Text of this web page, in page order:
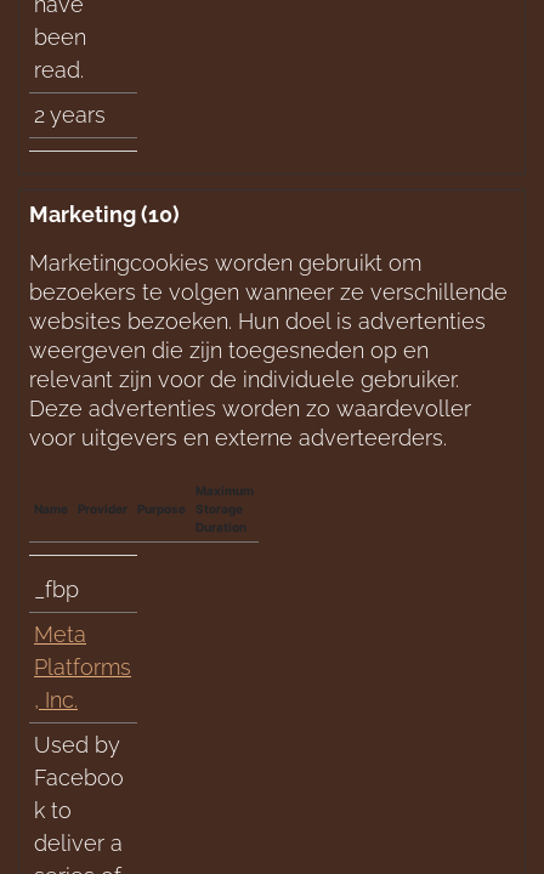
been
read.
2 years
Marketing (10)
Marketingcookies worden gebruikt om
bezoekers te volgen wanneer ze verschillende
websites bezoeken. Hun doel is advertenties
weergeven die zijn toegesneden op en
relevant zijn voor de individuele gebruiker.
Deze advertenties worden zo waardevoller
voor uitgevers en externe adverteerders.
Name Provider Purpose
Maximum
Storage
Duration
_fbp
Meta
Platforms
, Inc.
Used by
Faceboo
k to
deliver a